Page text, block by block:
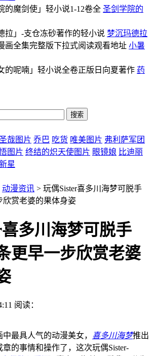
圣剑学院的
梦沉玛德拉
小暑
药
哉图片 乔巴 吃货 唯美图片 弗利萨军团
图片 终结的炽天使图片 眼镜娘 比迪丽
星
动漫资讯 > 玩偶Sister喜多川海梦可脱手
欣赏老婆的果体身姿
多川海梦可脱手
更早一步欣赏老婆
阅读：
最具人气的动漫美女， 喜多川海梦推出
的事情和操作了，这次玩偶Sister-